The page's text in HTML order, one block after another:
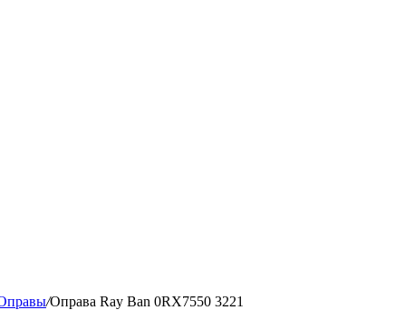
/Оправа Ray Ban 0RX7550 3221